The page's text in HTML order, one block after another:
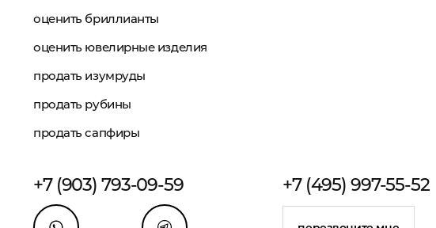
оценить бриллианты
оценить ювелирные изделия
продать изумруды
продать рубины
продать сапфиры
+7 (903) 793-09-59 +7 (495) 997-55-52